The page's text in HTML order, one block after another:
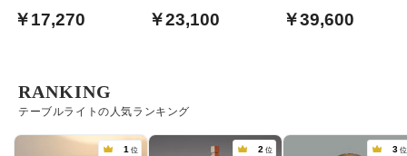
￥17,270 ￥23,100 ￥39,600
テーブルライトの人気ランキング
RANKING
1 位 2 位 3 位